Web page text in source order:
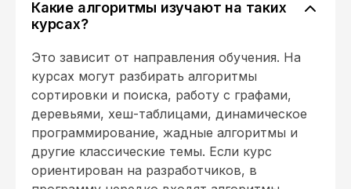
Какие алгоритмы изучают на таких
курсах?
Это зависит от направления обучения. На
курсах могут разбирать алгоритмы
сортировки и поиска, работу с графами,
деревьями, хеш-таблицами, динамическое
программирование, жадные алгоритмы и
другие классические темы. Если курс
ориентирован на разработчиков, в